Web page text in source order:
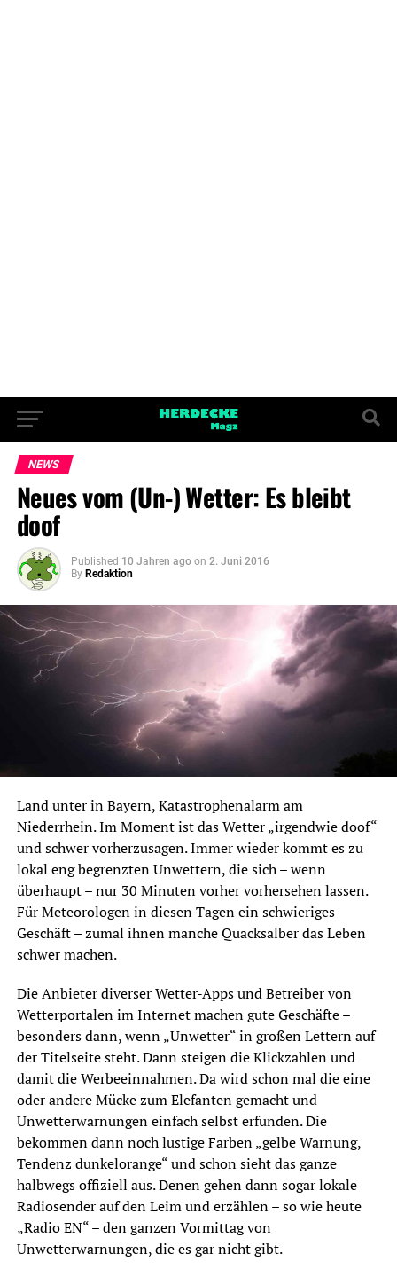
NEWS
Neues vom (Un-) Wetter: Es bleibt
doof
Published 10 Jahren ago on 2. Juni 2016
By Redaktion
Land unter in Bayern, Katastrophenalarm am
Niederrhein. Im Moment ist das Wetter „irgendwie doof“
und schwer vorherzusagen. Immer wieder kommt es zu
lokal eng begrenzten Unwettern, die sich – wenn
überhaupt – nur 30 Minuten vorher vorhersehen lassen.
Für Meteorologen in diesen Tagen ein schwieriges
Geschäft – zumal ihnen manche Quacksalber das Leben
schwer machen.
Die Anbieter diverser Wetter-Apps und Betreiber von
Wetterportalen im Internet machen gute Geschäfte –
besonders dann, wenn „Unwetter“ in großen Lettern auf
der Titelseite steht. Dann steigen die Klickzahlen und
damit die Werbeeinnahmen. Da wird schon mal die eine
oder andere Mücke zum Elefanten gemacht und
Unwetterwarnungen einfach selbst erfunden. Die
bekommen dann noch lustige Farben „gelbe Warnung,
Tendenz dunkelorange“ und schon sieht das ganze
halbwegs offiziell aus. Denen gehen dann sogar lokale
Radiosender auf den Leim und erzählen – so wie heute
„Radio EN“ – den ganzen Vormittag von
Unwetterwarnungen, die es gar nicht gibt.